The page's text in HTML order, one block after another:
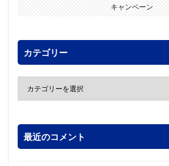
キャンペーン
カテゴリー
最近のコメント